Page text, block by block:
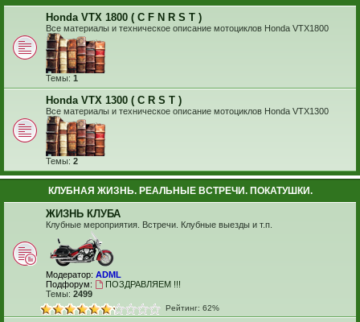
Honda VTX 1800 ( C F N R S T )
Все материалы и техническое описание мотоциклов Honda VTX1800
Темы: 1
Honda VTX 1300 ( C R S T )
Все материалы и техническое описание мотоциклов Honda VTX1300
Темы: 2
КЛУБНАЯ ЖИЗНЬ. РЕАЛЬНЫЕ ВСТРЕЧИ. ПОКАТУШКИ.
ЖИЗНЬ КЛУБА
Клубные мероприятия. Встречи. Клубные выезды и т.п.
Модератор: ADML
Подфорум:
ПОЗДРАВЛЯЕМ !!!
Темы: 2499
Рейтинг: 62%